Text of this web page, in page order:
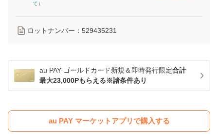
て ）
ロットナンバー： 529435231
au PAY ゴールドカード新規＆即時発行限定合計
最大23,000Pもらえる※諸条件あり
au PAY マーケットアプリで購入する